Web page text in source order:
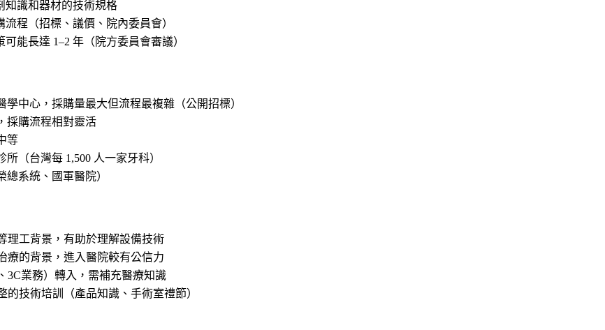
知識和器材的技術規格
程（招標、議價、院內委員會）
能長達 1–2 年（院方委員會審議）
中心，採購量最大但流程最複雜（公開招標）
採購流程相對靈活
等
（台灣每 1,500 人一家牙科）
系統、國軍醫院）
理工背景，有助於理解設備技術
療的背景，進入醫院較有公信力
3C業務）轉入，需補充醫療知識
的技術培訓（產品知識、手術室禮節）